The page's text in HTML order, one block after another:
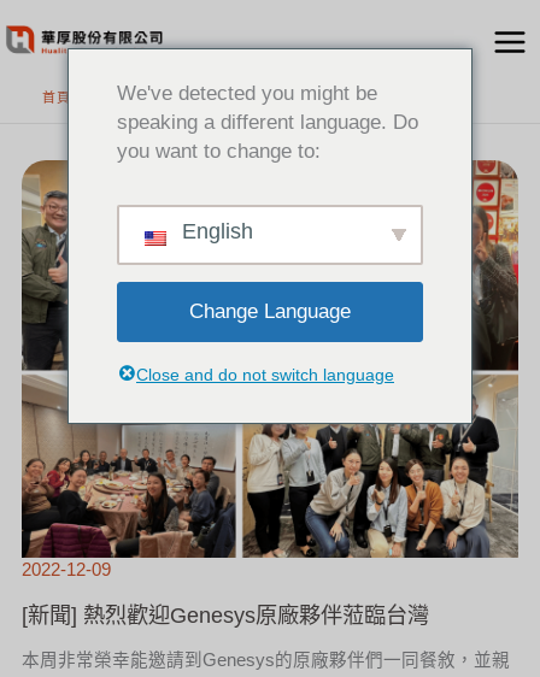
至
首頁
2022-12-09
[新聞] 熱烈歡迎Genesys原廠夥伴蒞臨台灣
本周非常榮幸能邀請到Genesys的原廠夥伴們一同餐敘，並親
聞]
歡
迎
GENESYS
原
廠
夥
伴
蒞
臨
台
灣
We've detected you might be
speaking a different language. Do
you want to change to:
English
Change Language
Close and do not switch language